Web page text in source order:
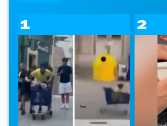
1 2